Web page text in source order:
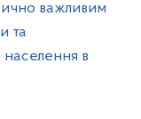
важливим
та
населення в